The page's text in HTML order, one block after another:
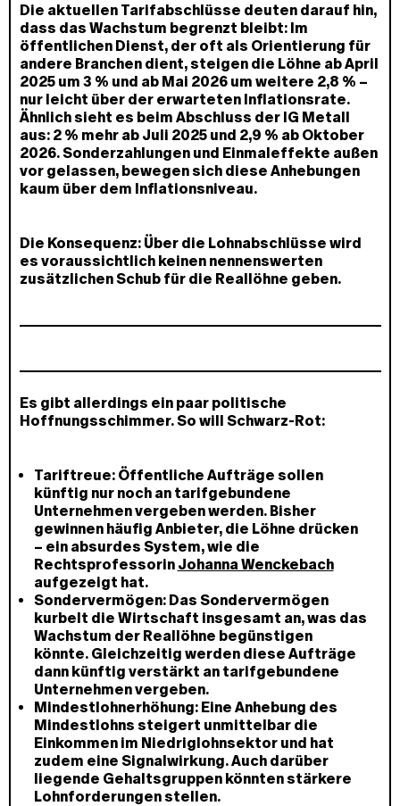
Die aktuellen Tarifabschlüsse deuten darauf hin,
dass das Wachstum begrenzt bleibt: Im
öffentlichen Dienst, der oft als Orientierung für
andere Branchen dient, steigen die Löhne ab April
2025 um 3 % und ab Mai 2026 um weitere 2,8 % –
nur leicht über der erwarteten Inflationsrate.
Ähnlich sieht es beim Abschluss der IG Metall
aus: 2 % mehr ab Juli 2025 und 2,9 % ab Oktober
2026. Sonderzahlungen und Einmaleffekte außen
vor gelassen, bewegen sich diese Anhebungen
kaum über dem Inflationsniveau.
Die Konsequenz: Über die Lohnabschlüsse wird
es voraussichtlich keinen nennenswerten
zusätzlichen Schub für die Reallöhne geben.
Es gibt allerdings ein paar politische
Hoffnungsschimmer. So will Schwarz-Rot:
Tariftreue: Öffentliche Aufträge sollen
künftig nur noch an tarifgebundene
Unternehmen vergeben werden. Bisher
gewinnen häufig Anbieter, die Löhne drücken
– ein absurdes System, wie die
Rechtsprofessorin Johanna Wenckebach
aufgezeigt hat.
Sondervermögen: Das Sondervermögen
kurbelt die Wirtschaft insgesamt an, was das
Wachstum der Reallöhne begünstigen
könnte. Gleichzeitig werden diese Aufträge
dann künftig verstärkt an tarifgebundene
Unternehmen vergeben.
Mindestlohnerhöhung: Eine Anhebung des
Mindestlohns steigert unmittelbar die
Einkommen im Niedriglohnsektor und hat
zudem eine Signalwirkung. Auch darüber
liegende Gehaltsgruppen könnten stärkere
Lohnforderungen stellen.